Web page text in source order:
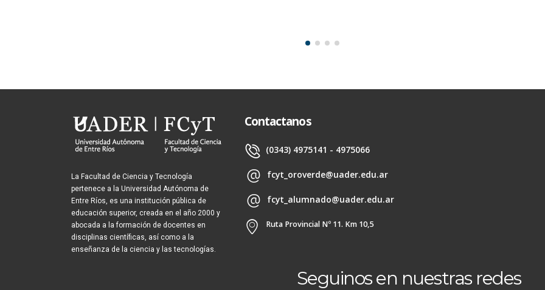
La Facultad de Ciencia y Tecnología
pertenece a la Universidad Autónoma de
Entre Ríos, es una institución pública de
educación superior, creada en el año 2000 y
abocada a la formación de docentes en
disciplinas científicas, así como a la
enseñanza de la ciencia y las tecnologías.
Contactanos
(0343) 4975141 - 4975066
fcyt_oroverde@uader.edu.ar
fcyt_alumnado@uader.edu.ar
Ruta Provincial Nº 11. Km 10,5
Seguinos en nuestras redes